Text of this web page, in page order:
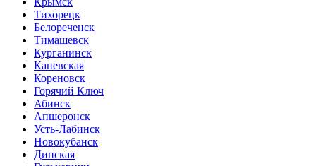
Тихорецк
Белореченск
Тимашевск
Курганинск
Каневская
Кореновск
Горячий Ключ
Абинск
Апшеронск
Усть-Лабинск
Новокубанск
Динская